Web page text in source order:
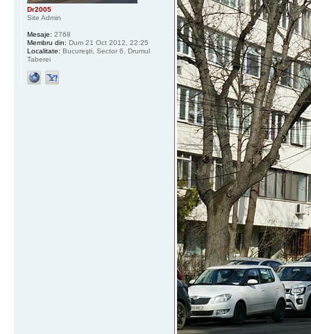
Dr2005
Site Admin
Mesaje: 2768
Membru din: Dum 21 Oct 2012, 22:25
Localitate: Bucureşti, Sector 6, Drumul
Taberei